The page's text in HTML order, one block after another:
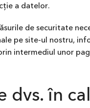
a datelor.
de securitate
pe site-ul nostru,
intermediul unor
dvs. în